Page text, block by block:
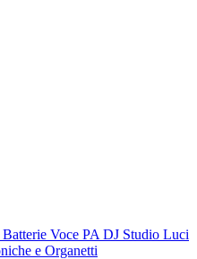
Batterie Voce PA DJ Studio Luci
e Organetti